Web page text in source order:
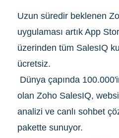
Uzun süredir beklenen
uygulaması artık App
üzerinden tüm SalesIQ
ücretsiz.
Dünya çapında
olan Zoho SalesIQ,
analizi ve canlı sohbet
pakette sunuyor.